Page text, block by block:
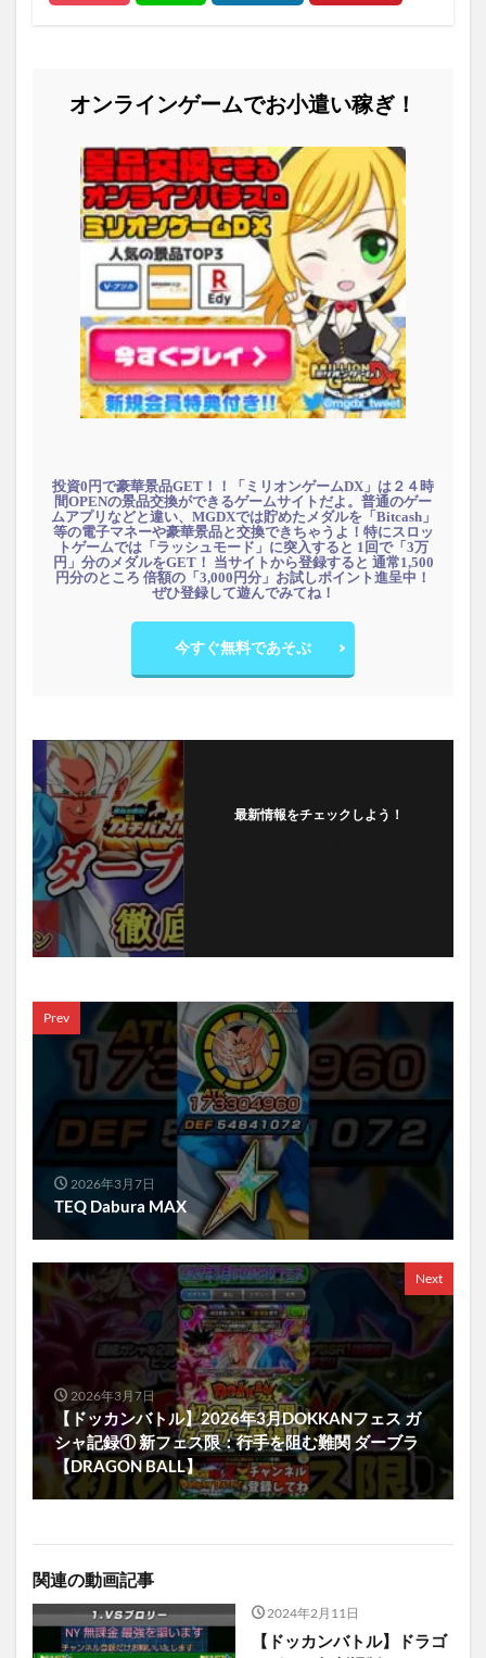
オンラインゲームでお小遣い稼ぎ！
投資0円で豪華景品GET！！「ミリオンゲームDX」は２４時
間OPENの景品交換ができるゲームサイトだよ。普通のゲー
ムアプリなどと違い、MGDXでは貯めたメダルを「Bitcash」
等の電子マネーや豪華景品と交換できちゃうよ！特にスロッ
トゲームでは「ラッシュモード」に突入すると 1回で「3万
円」分のメダルをGET！ 当サイトから登録すると 通常1,500
円分のところ 倍額の「3,000円分」お試しポイント進呈中！
ぜひ登録して遊んでみてね！
今すぐ無料であそぶ
最新情報をチェックしよう！
Prev
2026年3月7日
TEQ Dabura MAX
Next
2026年3月7日
【ドッカンバトル】2026年3月DOKKANフェス ガ
シャ記録① 新フェス限：行手を阻む難関 ダーブラ
【DRAGON BALL】
関連の動画記事
2024年2月11日
【ドッカンバトル】ドラゴ